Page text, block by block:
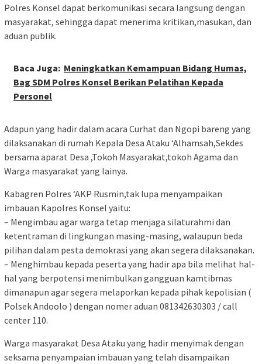
Polres Konsel dapat berkomunikasi secara langsung dengan
masyarakat, sehingga dapat menerima kritikan,masukan, dan
aduan publik.
Baca Juga: Meningkatkan Kemampuan Bidang Humas,
Bag SDM Polres Konsel Berikan Pelatihan Kepada
Personel
Adapun yang hadir dalam acara Curhat dan Ngopi bareng yang
dilaksanakan di rumah Kepala Desa Ataku ‘Alhamsah,Sekdes
bersama aparat Desa ,Tokoh Masyarakat,tokoh Agama dan
Warga masyarakat yang lainya.
Kabagren Polres ‘AKP Rusmin,tak lupa menyampaikan
imbauan Kapolres Konsel yaitu:
– Mengimbau agar warga tetap menjaga silaturahmi dan
ketentraman di lingkungan masing-masing, walaupun beda
pilihan dalam pesta demokrasi yang akan segera dilaksanakan.
– Menghimbau kepada peserta yang hadir apa bila melihat hal-
hal yang berpotensi menimbulkan gangguan kamtibmas
dimanapun agar segera melaporkan kepada pihak kepolisian (
Polsek Andoolo ) dengan nomer aduan 081342630303 / call
center 110.
Warga masyarakat Desa Ataku yang hadir menyimak dengan
seksama penyampaian imbauan yang telah disampaikan